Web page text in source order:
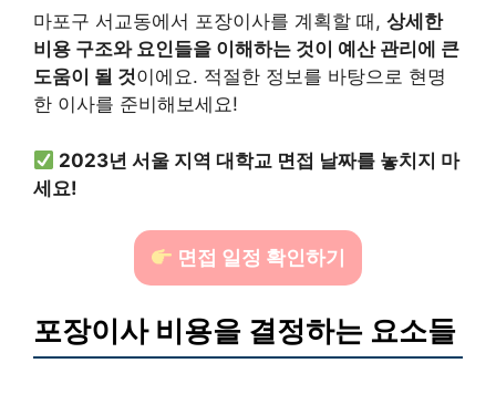
마포구 서교동에서 포장이사를 계획할 때, 상세한
비용 구조와 요인들을 이해하는 것이 예산 관리에 큰
도움이 될 것이에요. 적절한 정보를 바탕으로 현명
한 이사를 준비해보세요!
2023년 서울 지역 대학교 면접 날짜를 놓치지 마
세요!
면접 일정 확인하기
포장이사 비용을 결정하는 요소들